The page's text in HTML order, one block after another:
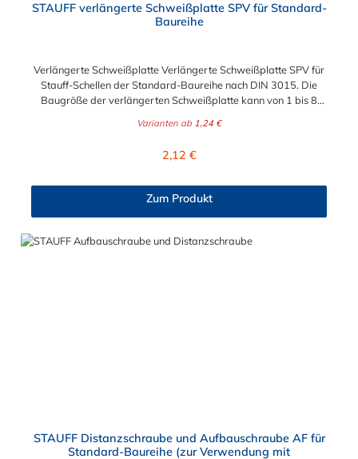
STAUFF verlängerte Schweißplatte SPV für Standard-
Baureihe
Verlängerte Schweißplatte Verlängerte Schweißplatte SPV für
Stauff-Schellen der Standard-Baureihe nach DIN 3015. Die
Baugröße der verlängerten Schweißplatte kann von 1 bis 8
Varianten ab 1,24 €
Regulärer Preis:
2,12 €
Zum Produkt
STAUFF Distanzschraube und Aufbauschraube AF für
Standard-Baureihe (zur Verwendung mit